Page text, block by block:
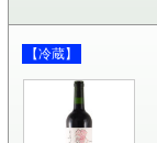
【冷蔵】